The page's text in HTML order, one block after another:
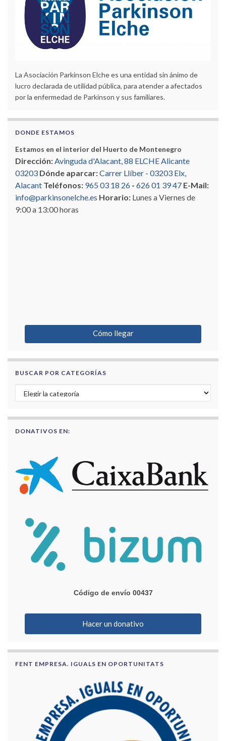
La Asociación Parkinson Elche es una entidad sin ánimo de
lucro declarada de utilidad pública, para atender a afectados
por la enfermedad de Parkinson y sus familiares.
DONDE ESTAMOS
Estamos en el interior del Huerto de Montenegro
Dirección: Avinguda d'Alacant, 88 ELCHE Alicante
03203 Dónde aparcar:Carrer Llíber - 03203 Elx,
Alacant Teléfonos: 965 03 18 26 - 626 01 39 47 E-Mail:
info@parkinsonelche.es Horario: Lunes a Viernes de
9:00 a 13:00 horas
Cómo llegar
BUSCAR POR CATEGORÍAS
Buscar por categorías
DONATIVOS EN:
Código de envío 00437
Hacer un donativo
FENT EMPRESA. IGUALS EN OPORTUNITATS